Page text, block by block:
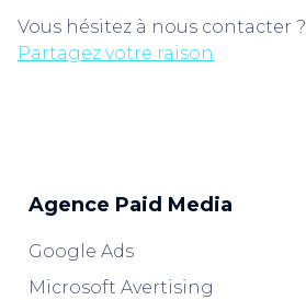
Vous hésitez à nous contacter ?
Partagez votre raison
Agence Paid Media
Google Ads
Microsoft Avertising